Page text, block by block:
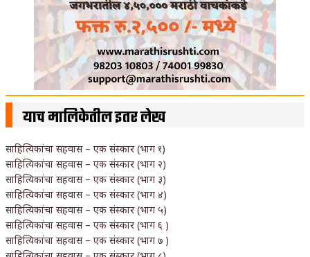
याच मालिकेतील इतर लेख
साहित्यिकांचा सहवास – एक संस्कार (भाग १)
साहित्यिकांचा सहवास – एक संस्कार (भाग २)
साहित्यिकांचा सहवास – एक संस्कार (भाग ३)
साहित्यिकांचा सहवास – एक संस्कार (भाग ४)
साहित्यिकांचा सहवास – एक संस्कार (भाग ५)
साहित्यिकांचा सहवास – एक संस्कार (भाग ६ )
साहित्यिकांचा सहवास – एक संस्कार (भाग ७ )